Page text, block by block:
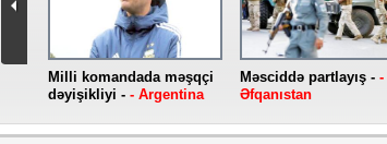
Milli komandada məşqçi
dəyişikliyi - - Argentina
Məsciddə partlayış - -
Əfqanıstan